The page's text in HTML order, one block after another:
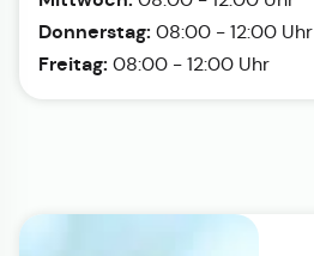
Donnerstag: 08:00 - 12:00 Uhr
Freitag: 08:00 - 12:00 Uhr